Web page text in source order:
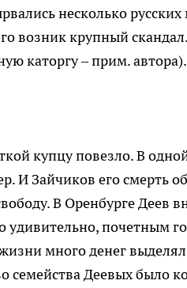
несколько
возник крупный
каторгу – прим. автора).
купцу повезло. В
И Зайчиков его смерть
В Оренбурге Деев
удивительно, почетным
много денег
семейства Деевых было